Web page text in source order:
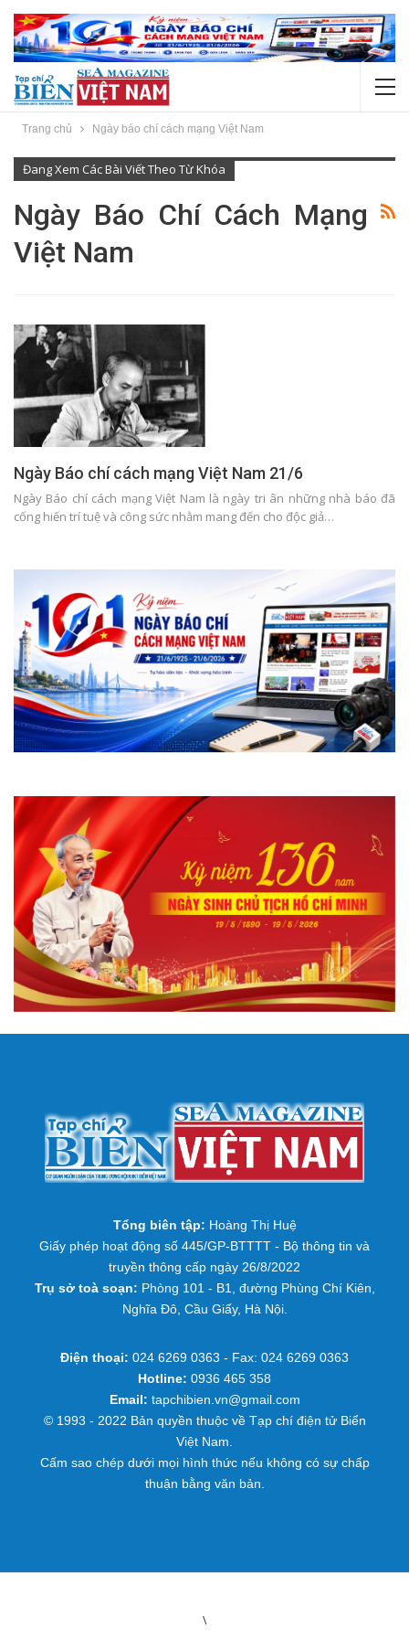
Trang chủ Ngày báo chí cách mạng Việt Nam
Đang Xem Các Bài Viết Theo Từ Khóa
Ngày Báo Chí Cách Mạng
Việt Nam
Ngày Báo chí cách mạng Việt Nam 21/6
Ngày Báo chí cách mạng Việt Nam là ngày tri ân những nhà báo đã
cống hiến trí tuệ và công sức nhằm mang đến cho độc giả…
Tổng biên tập: Hoàng Thị Huệ
Giấy phép hoạt động số 445/GP-BTTTT - Bộ thông tin và
truyền thông cấp ngày 26/8/2022
Trụ sở toà soạn: Phòng 101 - B1, đường Phùng Chí Kiên,
Nghĩa Đô, Cầu Giấy, Hà Nội.
Điện thoại: 024 6269 0363 - Fax: 024 6269 0363
Hotline: 0936 465 358
Email: tapchibien.vn@gmail.com
© 1993 - 2022 Bản quyền thuộc về Tạp chí điện tử Biển
Việt Nam.
Cấm sao chép dưới mọi hình thức nếu không có sự chấp
thuận bằng văn bản.
\